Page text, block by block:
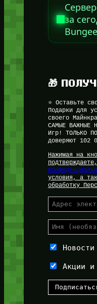
за
🎁
⭐ Оставьте
Подарки для
своего
САМЫЕ ВАЖНЫЕ
Игр! ТОЛЬКО
доверяют 102
Нажимая на
условия, а
обработку
Акции и